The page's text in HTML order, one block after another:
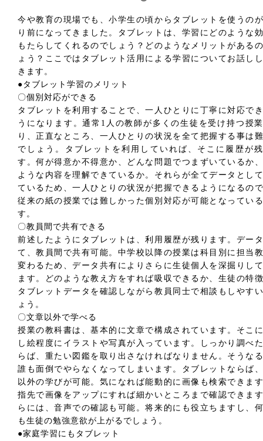
今や教育の現場でも、小学生の頃からタブレットを使うの
り前になってきました。タブレットは、学習にどのような
もたらしてくれるのでしょう？どのようなメリットがある
ょう？ここではタブレット活用による学習についてお話し
きます。
●タブレット学習のメリット
〇個別対応ができる
タブレットを利用することで、一人ひとりに丁寧に対応で
うになります。通常1人の教師が多くの生徒を受け持つ授
り、正直なところ、一人ひとりの状況を全て把握する事は
でしょう。タブレットを利用していれば、そこに履歴が
す。何が得意か不得意か、どんな問題でつまずいているか
ような内容を理解できているか。それらが全てデータとし
ているため、一人ひとりの状況が把握できるようになるの
従来の紙の授業では難しかった個別対応が可能となってい
す。
〇教員間で共有できる
前述したようにタブレットは、利用履歴が残ります。デー
て、教員間で共有可能。中学校以降の授業は科目別に担当
変わるため、データ共有によりさらに生徒個人を深掘りし
ます。どのような教え方をすれば吸収できるか、生徒の特
タブレットデータを確認しながら教員同士で相談もしやす
ょう。
〇文章以外で学べる
授業の教科書は、基本的に文章で構成されています。そこ
し絵程度にイラストや写真が入っています。しっかり調べ
らば、重たい図鑑を取り出さなければなりません。そうな
誰も面倒でやらなくなってしまいます。タブレットならば
以外の学びが可能。気になれば能動的に画像も検索できま
指先で画像をアップにすれば細かいところまで確認できま
らには、音声での確認も可能。将来的にも役立ちますし、
も生徒の勉強意欲が上がるでしょう。
●家庭学習にもタブレット